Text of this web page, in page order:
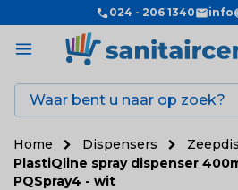
024 - 206 1340
Home Dispensers
PlastiQline spray dispenser
PQSpray4 - wit